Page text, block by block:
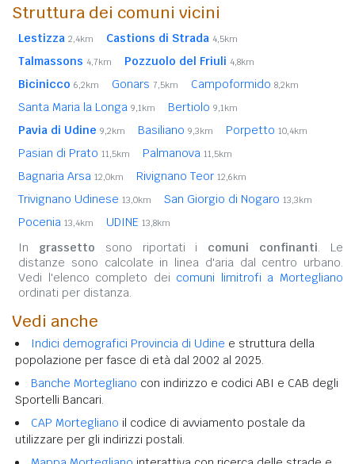
Struttura dei comuni vicini
Lestizza 2,4km Castions di Strada 4,5km
Talmassons 4,7km Pozzuolo del Friuli 4,8km
Bicinicco 6,2km Gonars 7,5km Campoformido 8,2km
Santa Maria la Longa 9,1km Bertiolo 9,1km
Pavia di Udine 9,2km Basiliano 9,3km Porpetto 10,4km
Pasian di Prato 11,5km Palmanova 11,5km
Bagnaria Arsa 12,0km Rivignano Teor 12,6km
Trivignano Udinese 13,0km San Giorgio di Nogaro 13,3km
Pocenia 13,4km UDINE 13,8km
In grassetto sono riportati i comuni confinanti. Le
distanze sono calcolate in linea d'aria dal centro urbano.
Vedi l'elenco completo dei comuni limitrofi a Mortegliano
ordinati per distanza.
Vedi anche
Indici demografici Provincia di Udine e struttura della
popolazione per fasce di età dal 2002 al 2025.
Banche Mortegliano con indirizzo e codici ABI e CAB degli
Sportelli Bancari.
CAP Mortegliano il codice di avviamento postale da
utilizzare per gli indirizzi postali.